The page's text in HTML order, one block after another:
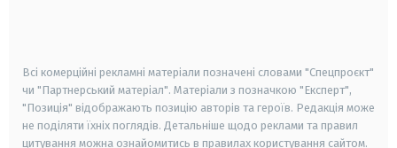
Всі комерційні рекламні матеріали позначені словами "Спецпроєкт"
чи "Партнерський матеріал". Матеріали з позначкою "Експерт",
"Позиція" відображають позицію авторів та героїв. Редакція може
не поділяти їхніх поглядів. Детальніше щодо реклами та правил
цитування можна ознайомитись в правилах користування сайтом.